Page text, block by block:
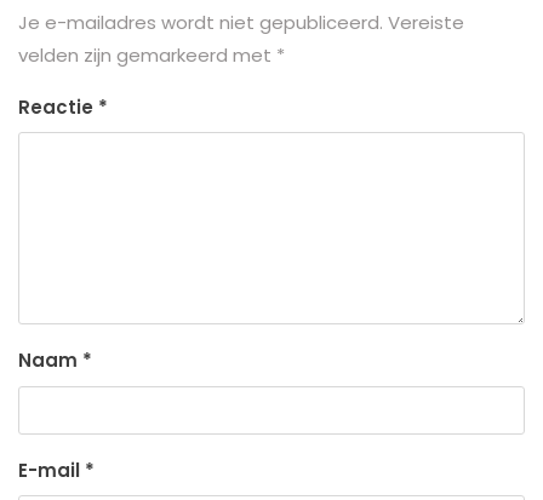
Je e-mailadres wordt niet gepubliceerd. Vereiste
velden zijn gemarkeerd met *
Reactie *
Naam *
E-mail *